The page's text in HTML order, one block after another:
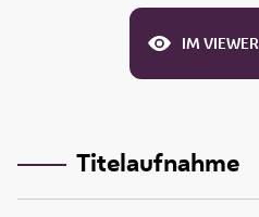
IM
Titelaufnahme